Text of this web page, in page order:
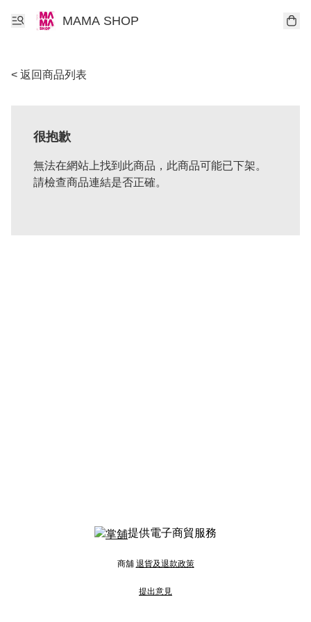
MAMA SHOP
< 返回商品列表
很抱歉
無法在網站上找到此商品，此商品可能已下架。
請檢查商品連結是否正確。
提供電子商貿服務
商舖 退貨及退款政策
提出意見